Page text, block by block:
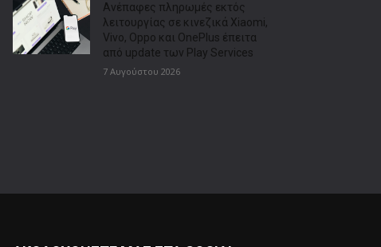
Ανέπαφες πληρωμές εκτός
λειτουργίας σε κινεζικά Xiaomi,
Vivo, Oppo και OnePlus έπειτα
από update των Play Services
7 Αυγούστου 2026